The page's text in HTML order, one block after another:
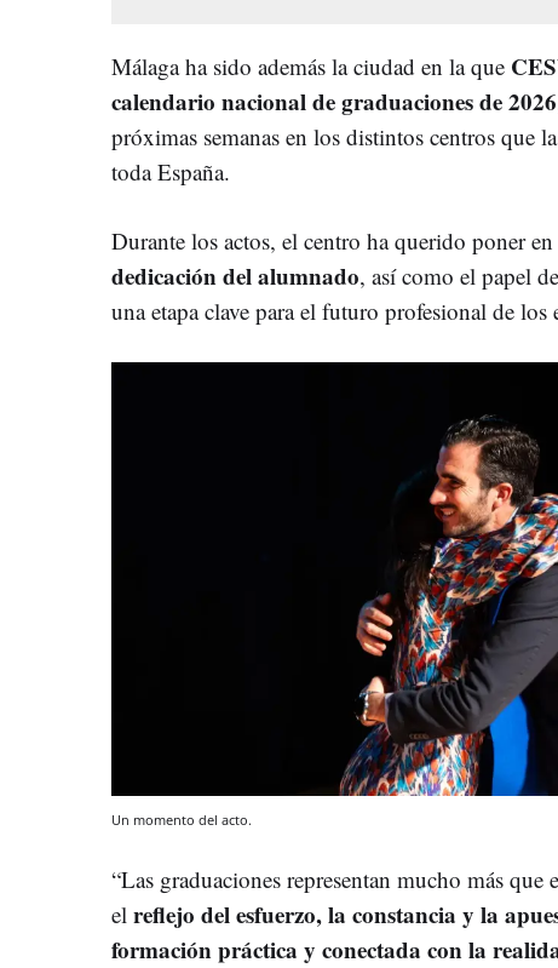
Málaga ha sido además la ciudad en la que
calendario nacional de graduaciones de 2026
próximas semanas en los distintos centros que
toda España.
Durante los actos, el centro ha querido poner
dedicación del alumnado, así como el papel
una etapa clave para el futuro profesional de los
Un momento del acto.
“Las graduaciones representan mucho más
el reflejo del esfuerzo, la constancia y la
formación práctica y conectada con la